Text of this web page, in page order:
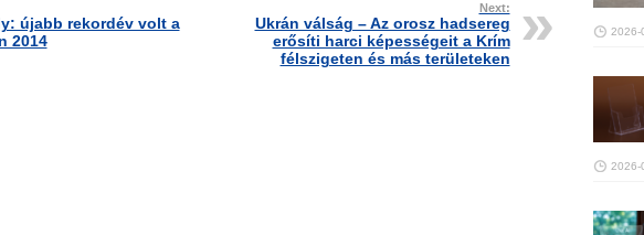
újabb rekordév volt a
2014
Next:
Ukrán válság – Az orosz hadsereg
erősíti harci képességeit a Krím
félszigeten és más területeken
2026-
2026-